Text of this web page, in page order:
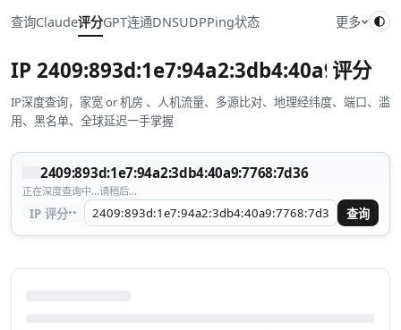
查询Claude评分GPT连通DNSUDPPing状态 更多
IP 评分
IP深度查询，家宽 or 机房 、人机流量、多源比对、地理经纬度、端口、滥
用、黑名单、全球延迟一手掌握
2409:893d:1e7:94a2:3db4:40a9:7768:7d36
正在深度查询中...请稍后...
IP 评分·· 查询